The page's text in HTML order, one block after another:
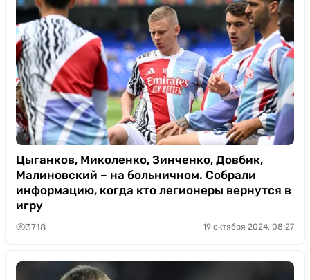
Цыганков, Миколенко, Зинченко, Довбик,
Малиновский – на больничном. Собрали
информацию, когда кто легионеры вернутся в
игру
3718 19 октября 2024, 08:27